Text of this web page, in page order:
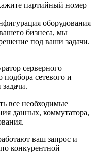
партийный номер
оборудования
бизнеса, мы
под ваши задачи.
серверного
сетевого и
все необходимые
данных, коммутатора,
ваш запрос и
конкурентной